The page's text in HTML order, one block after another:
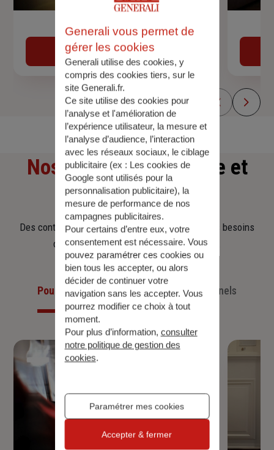
Devis assurance auto
Obtenir une estimation
Nos offresd'assurance et
d'épargne
Des contrats clairs et flexibles pour sécuriser vos besoins
d’aujourd’hui et anticiper ceux de demain.
Pour les particuliers Pour les professionnels
Generali vous permet de
gérer les cookies
Generali utilise des cookies, y
compris des cookies tiers, sur le
site Generali.fr.
Ce site utilise des cookies pour
l’analyse et l'amélioration de
l’expérience utilisateur, la mesure et
l’analyse d’audience, l’interaction
avec les réseaux sociaux, le ciblage
publicitaire (ex : Les cookies de
Google sont utilisés pour la
personnalisation publicitaire), la
mesure de performance de nos
campagnes publicitaires.
Pour certains d’entre eux, votre
consentement est nécessaire. Vous
pouvez paramétrer ces cookies ou
bien tous les accepter, ou alors
décider de continuer votre
navigation sans les accepter. Vous
pourrez modifier ce choix à tout
moment.
Pour plus d’information, consulter
notre politique de gestion des
cookies.
Paramétrer mes cookies
Accepter & fermer